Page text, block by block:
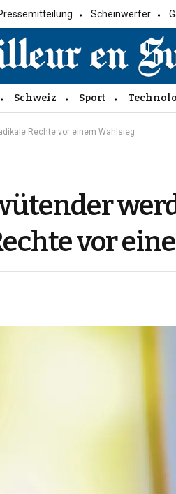
Scheinwerfer
Schweiz Sport
Rechte vor einem Wahlsieg
vor